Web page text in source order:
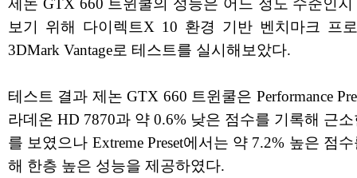
제논 GTX 660 트윈쿨의 성능은 어느 정도 수준인
보기 위해 다이렉트X 10 환경 기반 벤치마크 프
3DMark Vantage로 테스트를 실시해보았다.
테스트 결과 제논 GTX 660 트윈쿨은 Performance
라데온 HD 7870과 약 0.6% 낮은 점수를 기록해 근
를 보였으나 Extreme Preset에서는 약 7.2% 높은 점
해 한층 높은 성능을 제공하였다.